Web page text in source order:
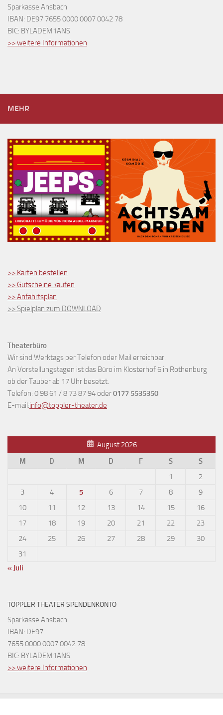
Sparkasse Ansbach
IBAN: DE97 7655 0000 0007 0042 78
BIC: BYLADEM1ANS
>> weitere Informationen
MEHR
>> Karten bestellen
>> Gutscheine kaufen
>> Anfahrtsplan
>> Spielplan zum DOWNLOAD
Theaterbüro
Wir sind Werktags per Telefon oder Mail erreichbar.
An Vorstellungstagen ist das Büro im Klosterhof 6 in Rothenburg
ob der Tauber ab 17 Uhr besetzt.
Telefon: 0 98 61 / 8 73 87 94 oder0177 5535350
E-mail:info@toppler-theater.de
August 2026
M
D M D F S
S
1
2
3
4 5 6 7 8
9
10
11 12 13 14 15
16
17
18 19 20 21 22
23
24
25 26 27 28 29
30
31
« Juli
TOPPLER THEATER SPENDENKONTO
Sparkasse Ansbach
IBAN: DE97
7655 0000 0007 0042 78
BIC: BYLADEM1ANS
>> weitere Informationen